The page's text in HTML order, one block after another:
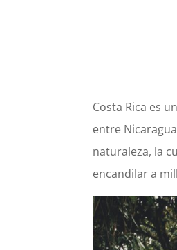
Costa Rica es
entre
naturaleza, la
encandilar a